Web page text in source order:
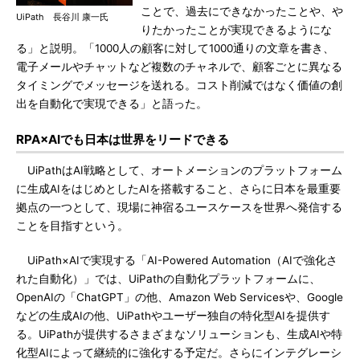
UiPath 長谷川 康一氏
ことで、過去にできなかったことや、や
りたかったことが実現できるようにな
る」と説明。「1000人の顧客に対して1000通りの文章を書き、
電子メールやチャットなど複数のチャネルで、顧客ごとに異なる
タイミングでメッセージを送れる。コスト削減ではなく価値の創
出を自動化で実現できる」と語った。
RPA×AIでも日本は世界をリードできる
UiPathはAI戦略として、オートメーションのプラットフォーム
に生成AIをはじめとしたAIを搭載すること、さらに日本を最重要
拠点の一つとして、現場に神宿るユースケースを世界へ発信する
ことを目指すという。
UiPath×AIで実現する「AI-Powered Automation（AIで強化さ
れた自動化）」では、UiPathの自動化プラットフォームに、
OpenAIの「ChatGPT」の他、Amazon Web Servicesや、Google
などの生成AIの他、UiPathやユーザー独自の特化型AIを提供す
る。UiPathが提供するさまざまなソリューションも、生成AIや特
化型AIによって継続的に強化する予定だ。さらにインテグレーシ